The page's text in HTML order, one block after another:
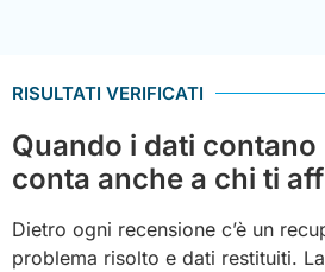
RISULTATI VERIFICATI
Quando i dati
conta anche a chi ti
Dietro ogni recensione c’è un
problema risolto e dati restituiti.